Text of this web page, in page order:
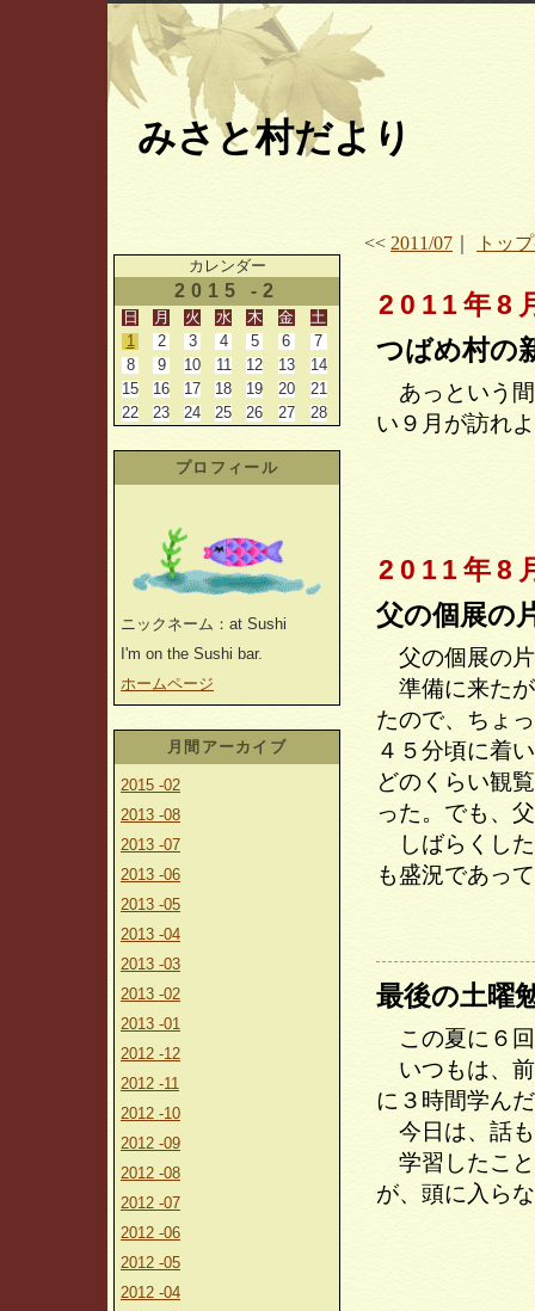
みさと村だより
カレンダー
2015 -2
日 月 火 水 木 金
土
1
2 3 4 5 6
7
8
9 10 11 12 13
14
15
16 17 18 19 20
21
22
23 24 25 26 27 28
プロフィール
ニックネーム：at Sushi
I'm on the Sushi bar.
ホームページ
月間アーカイブ
2015 -02
2013 -08
2013 -07
2013 -06
2013 -05
2013 -04
2013 -03
2013 -02
2013 -01
2012 -12
2012 -11
2012 -10
2012 -09
2012 -08
2012 -07
2012 -06
2012 -05
2012 -04
<< 2011/07 トッ
2011年8
つばめ村の
あっという間
い９月が訪れ
2011年8
父の個展の
父の個展の
準備に来たが
たので、ちょ
４５分頃に着
どのくらい観
った。でも、
しばらくした
も盛況であっ
最後の土曜
この夏に６
いつもは、前
に３時間学ん
今日は、話
学習したこと
が、頭に入ら